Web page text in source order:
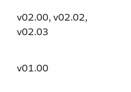
v02.00, v02.02,
v02.03
v01.00